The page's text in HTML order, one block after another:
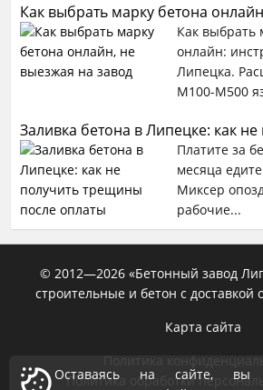
Как выбрать марку бетона
Как выбрать
онлайн:
Липецка.
М100-М500
Заливка бетона в Липецке: как не
Платите за
месяца
Миксер
рабочие...
© 2012—2026«Бетонный завод
строительные и бетон с доставкой
Карта сайта
Политика
Политика обработки
Оставаясь на сайте, вы